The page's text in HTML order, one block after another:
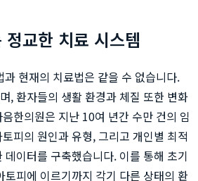
교한 치료 시스템
현재의 치료법은 같을 수 없습니다.
, 환자들의 생활 환경과 체질 또한 변화
한의원은 지난 10여 년간 수만 건의 임
피의 원인과 유형, 그리고 개인별 최적
이터를 구축했습니다. 이를 통해 초기
토피에 이르기까지 각기 다른 상태의 환